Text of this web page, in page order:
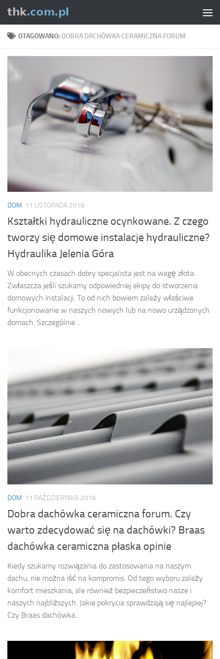
Skip to content
OTAGOWANO: DOBRA DACHÓWKA CERAMICZNA FORUM
DOM 11 LISTOPADA 2018
Kształtki hydrauliczne ocynkowane. Z czego
tworzy się domowe instalacje hydrauliczne?
Hydraulika Jelenia Góra
W obecnych czasach dobry specjalista jest na wagę złota.
Zwłaszcza jeśli szukamy odpowiedniej ekipy do stworzenia
domowych instalacji. To od nich bowiem zależy właściwe
funkcjonowanie w naszych nowych lub na nowo urządzonych
domach. Szczególnie...
DOM 11 PAŹDZIERNIKA 2018
Dobra dachówka ceramiczna forum. Czy
warto zdecydować się na dachówki? Braas
dachówka ceramiczna płaska opinie
Kiedy szukamy rozwiązania do zastosowania na naszym
dachu, nie można iść na kompromis. Od tego wyboru zależy
komfort mieszkania, ale również bezpieczeństwo nasze i
naszych najbliższych. Jakie pokrycia sprawdzają się najlepiej?
Czy Braas dachówka...